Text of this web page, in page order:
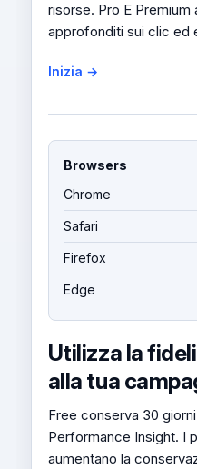
risorse. Pro E Premium
approfonditi sui clic ed
Inizia →
Browsers
Chrome
Safari
Firefox
Edge
Utilizza la
alla tua
Free conserva 30
Performance Insight. I
aumentano la